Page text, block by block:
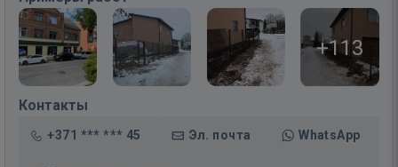
+113
Контакты
+371 *** *** 45 Эл. почта WhatsApp